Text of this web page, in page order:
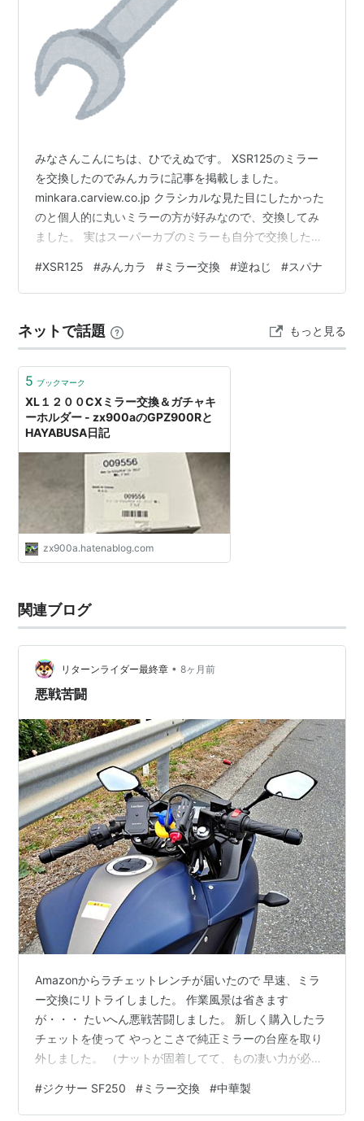
みなさんこんにちは、ひでえぬです。 XSR125のミラー
を交換したのでみんカラに記事を掲載しました。
minkara.carview.co.jp クラシカルな見た目にしたかった
のと個人的に丸いミラーの方が好みなので、交換してみ
ました。 実はスーパーカブのミラーも自分で交換した
で作業したらうまく締められなくて、交換後に1カ月点検
に持っていったところお店の人に ひでえぬさん、 ミラー
とやんわり教えてくれたんですけどね。 なので、今回は
同じサイズのスパナをあらかじめ2本用意して、 きっち
#XSR125 #みんカラ #ミラー交換 #逆ねじ #スパナ
ネットで話題 もっと見る
5 ブックマーク
XL１２００CXミラー交換＆ガチャキ
ーホルダー - zx900aのGPZ900Rと
HAYABUSA日記
zx900a.hatenablog.com
関連ブログ
リターンライダー最終章 • 8ヶ月前
悪戦苦闘
Amazonからラチェットレンチが届いたので 早速、ミラ
ー交換にリトライしました。 作業風景は省きます
が・・・ たいへん悪戦苦闘しました。 新しく購入したラ
チェットを使って やっとこさで純正ミラーの台座を取り
外しました。 （ナットが固着してて、もの凄い力が必要
り付けられたので とりあえずこれで良しとします。 で、
ミラーの視認性を確かめるために いつもの場所まで走り
#ジクサー SF250 #ミラー交換 #中華製